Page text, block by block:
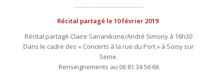
…………………………………
Récital partagé le 10 février 2019
Récital partagé Claire Sananikone/André Simony à 16h30
Dans le cadre des « Concerts à la rue du Port » à Soisy sur
Seine.
Renseignements au 06 81 34 56 66